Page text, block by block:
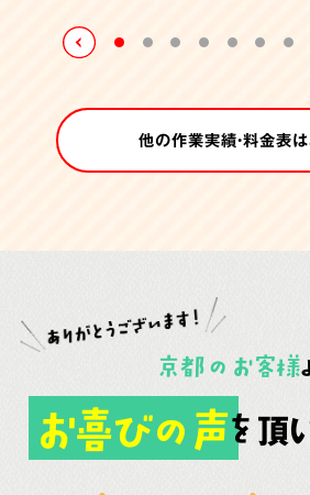
他の作業実績・料金表
京都 の お客様
お喜びの声を 頂